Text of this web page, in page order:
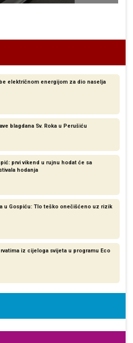
električnom energijom za dio naselja
blagdana Sv. Roka u Perušiću
prvi vikend u rujnu hodat će sa
hodanja
u Gospiću: Tlo teško onečišćeno uz rizik
iz cijeloga svijeta u programu Eco